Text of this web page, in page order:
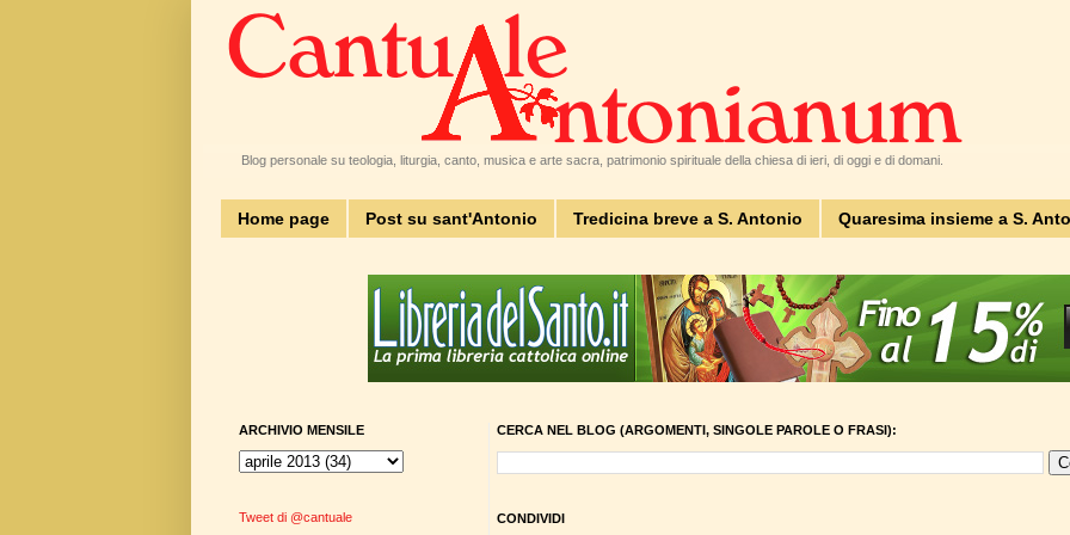
Blog personale su teologia, liturgia, canto, musica e arte sacra, patrimonio spirituale della chiesa di ieri, di oggi e di domani.
Home page Post su sant'Antonio Tredicina breve a S. Antonio Quaresima insieme a S.
CERCA NEL BLOG (ARGOMENTI, SINGOLE PAROLE O FRASI):
CONDIVIDI
ARCHIVIO MENSILE
Tweet di @cantuale